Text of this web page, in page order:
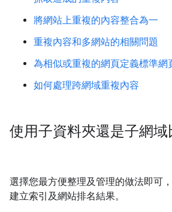
將網站上重複的內容整合為一
重複內容和多網站的相關問題
為相似或重複的網頁定義標準網
如何處理跨網域重複內容
使用子資料夾還是子網域
選擇您最方便整理及管理的做法即可
建立索引及網站排名結果。